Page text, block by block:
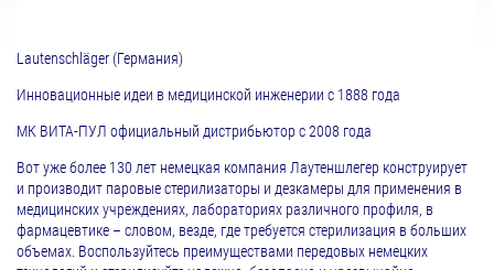
Lautenschläger (Германия)
Инновационные идеи в медицинской инженерии с 1888 года
МК ВИТА-ПУЛ официальный дистрибьютор с 2008 года
Вот уже более 130 лет немецкая компания Лаутеншлегер конструирует
и производит паровые стерилизаторы и дезкамеры для применения в
медицинских учреждениях, лабораториях различного профиля, в
фармацевтике – словом, везде, где требуется стерилизация в больших
объемах. Воспользуйтесь преимуществами передовых немецких